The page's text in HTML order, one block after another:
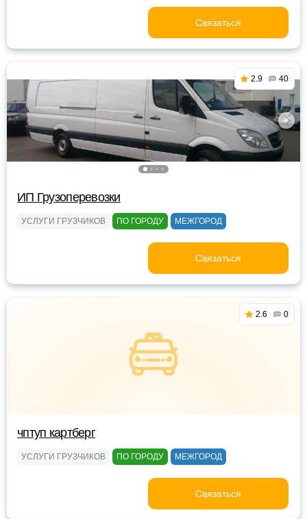
Связаться
2.9 40
ИП Грузоперевозки
УСЛУГИ ГРУЗЧИКОВ ПО ГОРОДУ МЕЖГОРОД
Связаться
2.6 0
чптуп картберг
УСЛУГИ ГРУЗЧИКОВ ПО ГОРОДУ МЕЖГОРОД
Связаться